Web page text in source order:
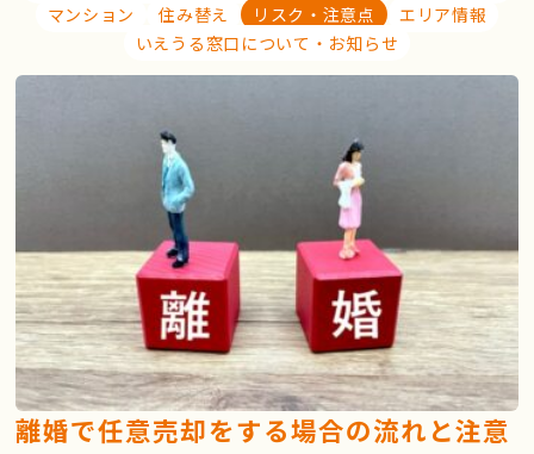
マンション
住み替え リスク・注意点
エリア情報
いえうる窓口について・お知らせ
離婚で任意売却をする場合の流れと注意